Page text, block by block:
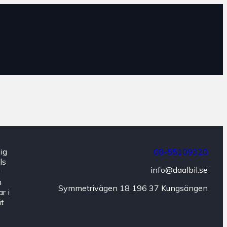
i
08-55109320
info@daalbil.se
Symmetrivägen 18 196 37 Kungsängen